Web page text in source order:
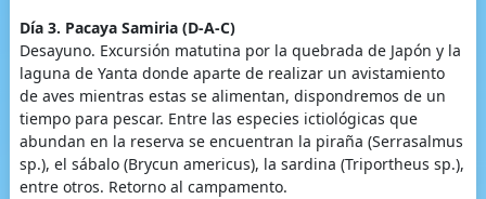
Día 3. Pacaya Samiria (D-A-C)
Desayuno. Excursión matutina por la quebrada de Japón y la
laguna de Yanta donde aparte de realizar un avistamiento
de aves mientras estas se alimentan, dispondremos de un
tiempo para pescar. Entre las especies ictiológicas que
abundan en la reserva se encuentran la piraña (Serrasalmus
sp.), el sábalo (Brycun americus), la sardina (Triportheus sp.),
entre otros. Retorno al campamento.